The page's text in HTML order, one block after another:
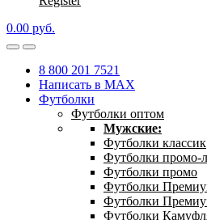
0.00 руб.
8 800 201 7521
Написать в MAX
Футболки
Футболки оптом
Мужские:
Футболки классик
Футболки промо-
Футболки промо
Футболки
Футболки
Футболки